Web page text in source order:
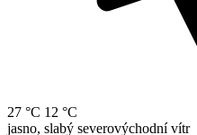
27 °C 12 °C
jasno, slabý severovýchodní vítr